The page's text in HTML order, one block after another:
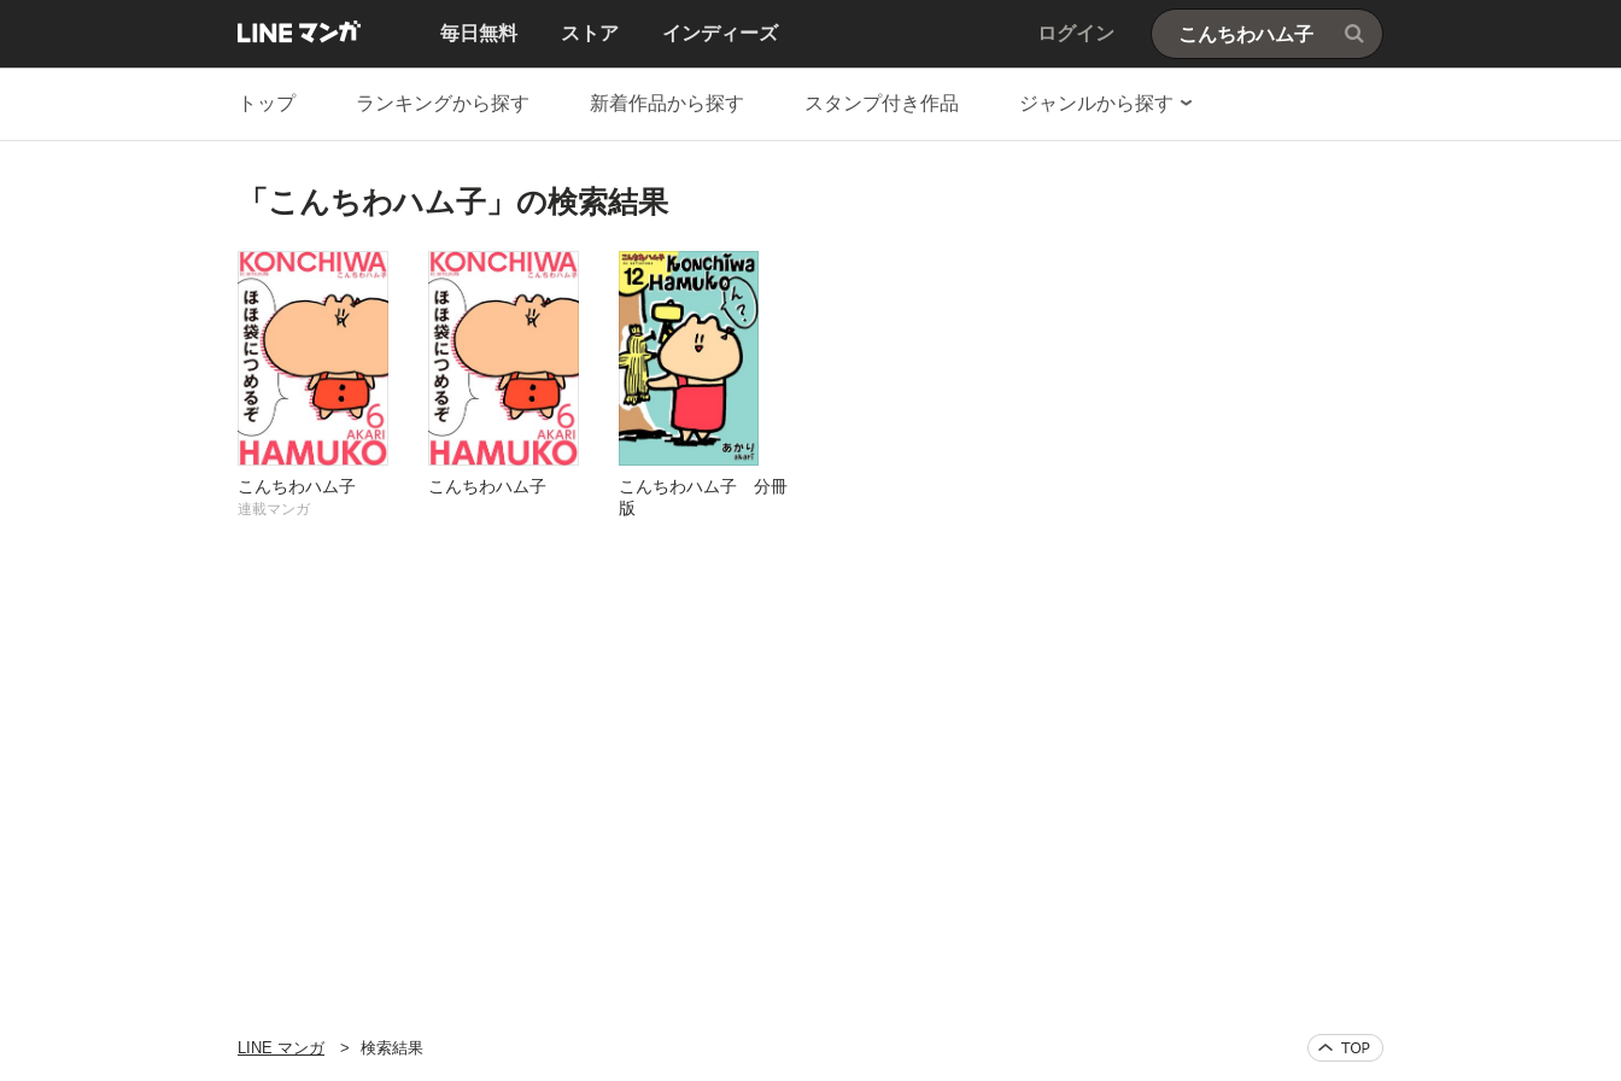
毎日無料 ストア インディーズ ログイン
トップ ランキングから探す 新着作品から探す スタンプ付き作品 ジャンルから探す
「こんちわハム子」の検索結果
こんちわハム子
連載マンガ
こんちわハム子
こんちわハム子 分冊
版
LINE マンガ 検索結果